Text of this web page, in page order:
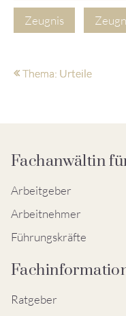
Zeugnis
Thema: Urteile
Fachanwältin
Arbeitgeber
Arbeitnehmer
Führungskräfte
Ratgeber